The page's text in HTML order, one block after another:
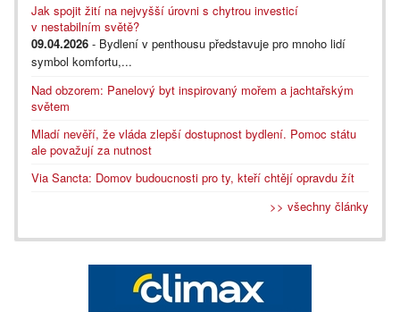
Jak spojit žití na nejvyšší úrovni s chytrou investicí
v nestabilním světě?
09.04.2026 - Bydlení v penthousu představuje pro mnoho lidí
symbol komfortu,...
Nad obzorem: Panelový byt inspirovaný mořem a jachtařským
světem
Mladí nevěří, že vláda zlepší dostupnost bydlení. Pomoc státu
ale považují za nutnost
Via Sancta: Domov budoucnosti pro ty, kteří chtějí opravdu žít
>> všechny články